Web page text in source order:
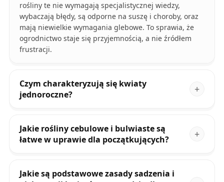
rośliny te nie wymagają specjalistycznej wiedzy,
wybaczają błędy, są odporne na suszę i choroby, oraz
mają niewielkie wymagania glebowe. To sprawia, że
ogrodnictwo staje się przyjemnością, a nie źródłem
frustracji.
Czym charakteryzują się kwiaty
jednoroczne?
Jakie rośliny cebulowe i bulwiaste są
łatwe w uprawie dla początkujących?
Jakie są podstawowe zasady sadzenia i